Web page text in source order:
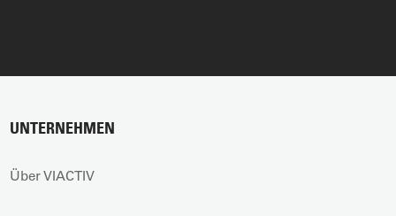
UNTERNEHMEN
Über VIACTIV